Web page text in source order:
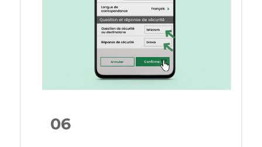
suivantes si requis :
Question : telecom
Vous pouvez passer directement à l’étape